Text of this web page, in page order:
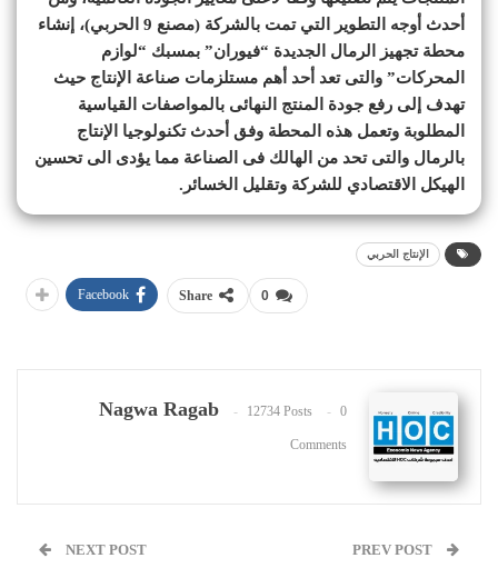
أحدث أوجه التطوير التي تمت بالشركة (مصنع 9 الحربي)، إنشاء
محطة تجهيز الرمال الجديدة “فيوران” بمسبك “لوازم
المحركات” والتى تعد أحد أهم مستلزمات صناعة الإنتاج حيث
تهدف إلى رفع جودة المنتج النهائى بالمواصفات القياسية
المطلوبة وتعمل هذه المحطة وفق أحدث تكنولوجيا الإنتاج
بالرمال والتى تحد من الهالك فى الصناعة مما يؤدى الى تحسين
الهيكل الاقتصادي للشركة وتقليل الخسائر.
الإنتاج الحربي
0
Share
Facebook
Nagwa Ragab 12734 Posts 0
Comments
NEXT POST